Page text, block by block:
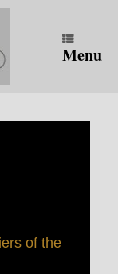
Menu
of the